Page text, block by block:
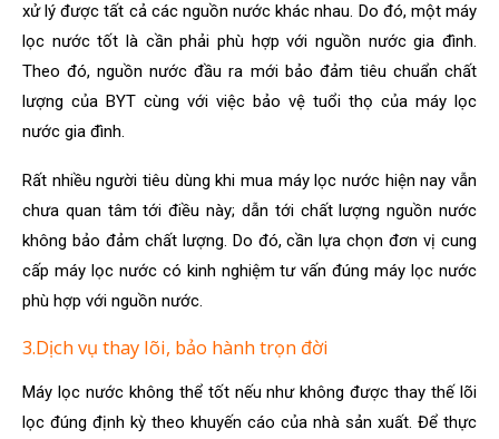
xử lý được tất cả các nguồn nước khác nhau. Do đó, một máy
lọc nước tốt là cần phải phù hợp với nguồn nước gia đình.
Theo đó, nguồn nước đầu ra mới bảo đảm tiêu chuẩn chất
lượng của BYT cùng với việc bảo vệ tuổi thọ của máy lọc
nước gia đình.
Rất nhiều người tiêu dùng khi mua máy lọc nước hiện nay vẫn
chưa quan tâm tới điều này; dẫn tới chất lượng nguồn nước
không bảo đảm chất lượng. Do đó, cần lựa chọn đơn vị cung
cấp máy lọc nước có kinh nghiệm tư vấn đúng máy lọc nước
phù hợp với nguồn nước.
3.Dịch vụ thay lõi, bảo hành trọn đời
Máy lọc nước không thể tốt nếu như không được thay thế lõi
lọc đúng định kỳ theo khuyến cáo của nhà sản xuất. Để thực